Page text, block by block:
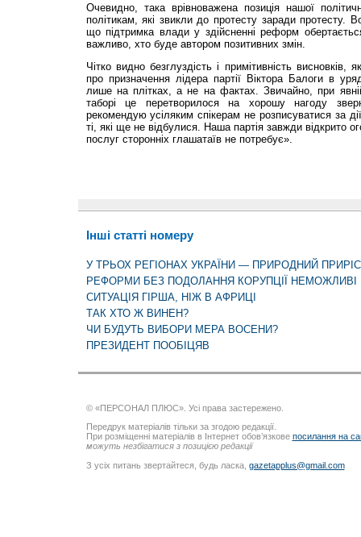
Очевидно, така врівноважена позиція нашої
політикам, які звикли до протесту заради протесту.
що підтримка влади у здійсненні реформ
важливо, хто буде автором позитивних змін.
Чітко видно безглуздість і примітивність висновків,
про призначення лідера партії Віктора Балоги в
лише на плітках, а не на фактах. Звичайно, при
таборі це перетворилося на хорошу нагоду
рекомендую усіляким спікерам не розписуватися за
ті, які ще не відбулися. Наша партія завжди відкрито
послуг сторонніх глашатаїв не потребує».
Інші статті номеру
У ТРЬОХ РЕГІОНАХ УКРАЇНИ — ПРИРОДНИЙ
РЕФОРМИ БЕЗ ПОДОЛАННЯ КОРУПЦІЇ НЕМОЖЛИВІ
СИТУАЦІЯ ГІРША, НІЖ В АФРИЦІ
ТАК ХТО Ж ВИНЕН?
ЧИ БУДУТЬ ВИБОРИ МЕРА ВОСЕНИ?
ПРЕЗИДЕНТ ПООБІЦЯВ
© «ПЕРСОНАЛ ПЛЮС». Усі права застережено.
Передрук матеріалів тільки за згодою редакції.
При розміщенні матеріалів в Інтернет обов’язкове посилання на
можуть незбігатися з позицією редакції
З усіх питань звертайтеся, будь ласка, gazetapplus@gmail.com